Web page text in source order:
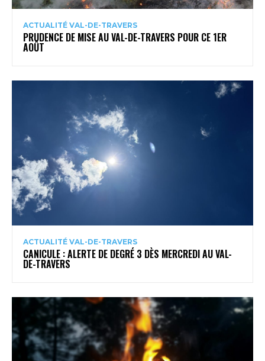
ACTUALITÉ VAL-DE-TRAVERS
PRUDENCE DE MISE AU VAL-DE-TRAVERS POUR CE 1ER
AOÛT
ACTUALITÉ VAL-DE-TRAVERS
CANICULE : ALERTE DE DEGRÉ 3 DÈS MERCREDI AU VAL-
DE-TRAVERS